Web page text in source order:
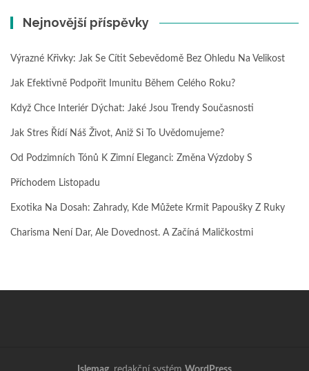
Nejnovější příspěvky
Výrazné Křivky: Jak Se Cítit Sebevědomě Bez Ohledu Na Velikost
Jak Efektivně Podpořit Imunitu Během Celého Roku?
Když Chce Interiér Dýchat: Jaké Jsou Trendy Současnosti
Jak Stres Řídí Náš Život, Aniž Si To Uvědomujeme?
Od Podzimních Tónů K Zimní Eleganci: Změna Výzdoby S
Příchodem Listopadu
Exotika Na Dosah: Zahrady, Kde Můžete Krmit Papoušky Z Ruky
Charisma Není Dar, Ale Dovednost. A Začíná Maličkostmi